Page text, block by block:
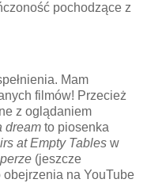
pochodzące z
Mam
filmów! Przecież
z oglądaniem
dream to piosenka
at Empty Tables w
(jeszcze
obejrzenia na YouTube